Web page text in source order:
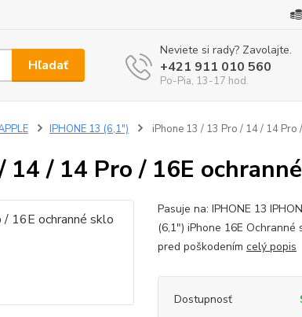
Hľadať
Neviete si rady? Zavolajte.
+421 911 010 560
Po-Pia, 13-17 hod.
IPHONE 13 (6,1") iPhone 13 / 13 Pro / 14 / 14 Pro
14 / 14 Pro / 16E
Pasuje na: IPHONE 13
(6,1") iPhone 16E
pred poškodením celý popis
Dostupnosť